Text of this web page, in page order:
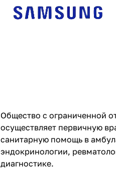
Общество с ограниченной
осуществляет первичную
санитарную помощь в
эндокринологии,
диагностике.